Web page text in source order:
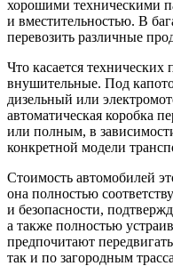
хорошими техническими
и вместительностью. В
перевозить различные
Что касается технических
внушительные. Под
дизельный или
автоматическая коробка
или полным, в
конкретной модели
Стоимость автомобилей
она полностью
и безопасности,
а также полностью
предпочитают
так и по загородным